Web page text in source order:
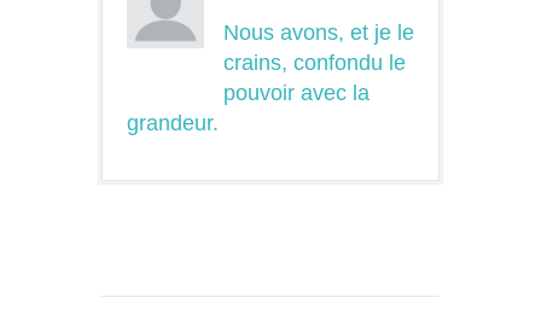
Nous avons, et je le
crains, confondu le
pouvoir avec la
grandeur.